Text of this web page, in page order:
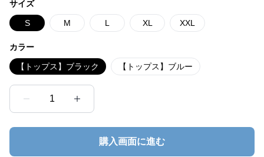
サイズ
S M L XL XXL
カラー
【トップス】ブラック 【トップス】ブルー
1
購入画面に進む